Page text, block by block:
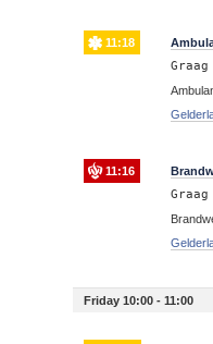
11:18
11:16
Friday 10:00 - 11:00